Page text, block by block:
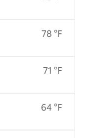
78 °F
71 °F
64 °F